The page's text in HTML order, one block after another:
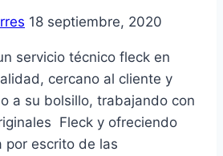
18 septiembre, 2020
servicio técnico fleck en
cercano al cliente y
a su bolsillo, trabajando con
Fleck y ofreciendo
por escrito de las